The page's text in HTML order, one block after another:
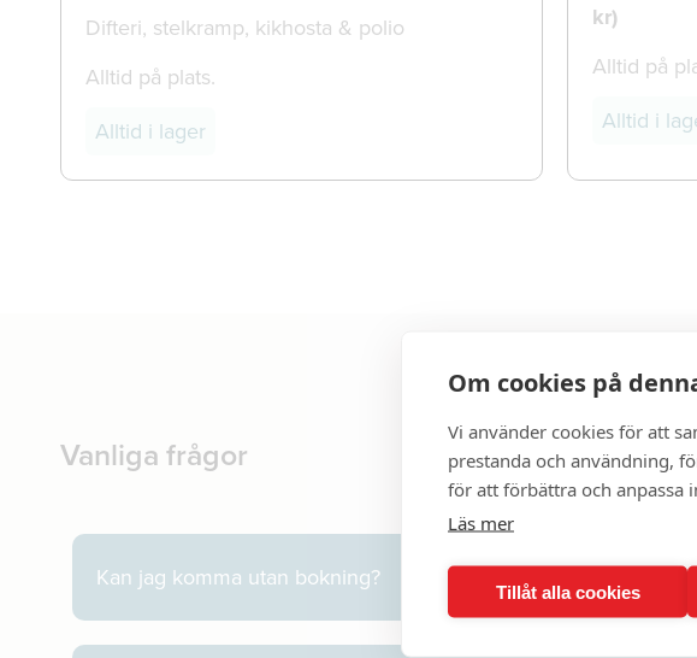
Difteri, stelkramp, kikhosta & polio
Alltid på plats.
Alltid i lager
kr)
Alltid på
Alltid i
Vanliga frågor
Kan jag komma utan bokning?
Om cookies på
Vi använder cookies för att
prestanda och användning,
för att förbättra och anpassa
Läs mer
Tillåt alla cookies